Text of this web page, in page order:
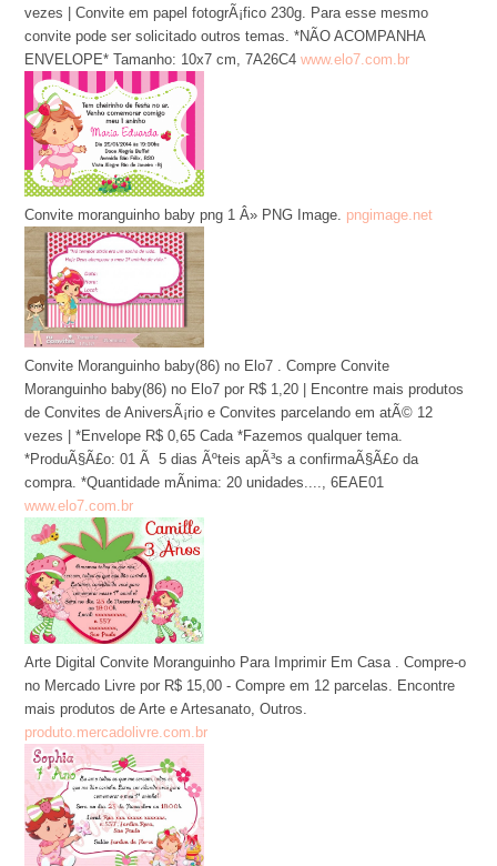
vezes | Convite em papel fotogrÃ¡fico 230g. Para esse mesmo
convite pode ser solicitado outros temas. *NÃO ACOMPANHA
ENVELOPE* Tamanho: 10x7 cm, 7A26C4 www.elo7.com.br
Convite moranguinho baby png 1 Â» PNG Image. pngimage.net
Convite Moranguinho baby(86) no Elo7 . Compre Convite
Moranguinho baby(86) no Elo7 por R$ 1,20 | Encontre mais produtos
de Convites de AniversÃ¡rio e Convites parcelando em atÃ© 12
vezes | *Envelope R$ 0,65 Cada *Fazemos qualquer tema.
*ProduÃ§Ã£o: 01 Ã 5 dias Ãºteis apÃ³s a confirmaÃ§Ã£o da
compra. *Quantidade mÃ­nima: 20 unidades...., 6EAE01
www.elo7.com.br
Arte Digital Convite Moranguinho Para Imprimir Em Casa . Compre-o
no Mercado Livre por R$ 15,00 - Compre em 12 parcelas. Encontre
mais produtos de Arte e Artesanato, Outros.
produto.mercadolivre.com.br